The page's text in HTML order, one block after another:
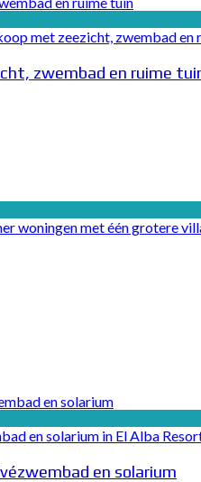
met zeezicht, zwembad
zwembad en ruime
woningen met één grotere
en solarium in El Alba
en solarium